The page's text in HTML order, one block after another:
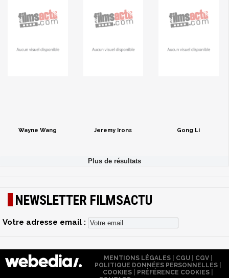
Wayne Wang Jeremy Irons Gong Li
NEWSLETTER FILMSACTU
Votre adresse email :
MENTIONS LÉGALES| CGU| CGV|
POLITIQUE DONNÉES PERSONNELLES
COOKIES
PRÉFÉRENCE COOKIES